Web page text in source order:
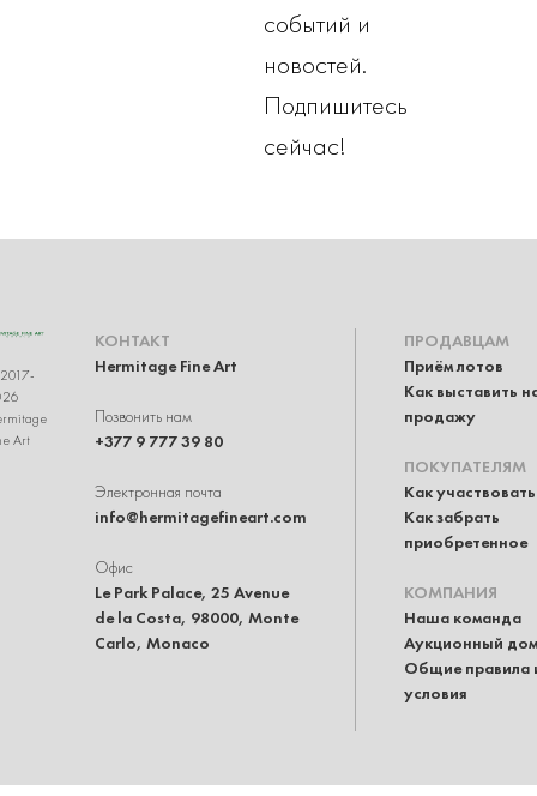
событий и
новостей.
Подпишитесь
сейчас!
Art
КОНТАКТ
Hermitage Fine Art
Позвонить нам
+377 9 777 39 80
Электронная почта
info@hermitagefineart.com
Офис
Le Park Palace, 25 Avenue
de la Costa, 98000, Monte
Carlo, Monaco
ПРОДАВЦАМ
Приём лотов
Как выставить
продажу
ПОКУПАТЕЛЯМ
Как участвовать
Как забрать
приобретенное
КОМПАНИЯ
Наша команда
Аукционный дом
Общие правила
условия